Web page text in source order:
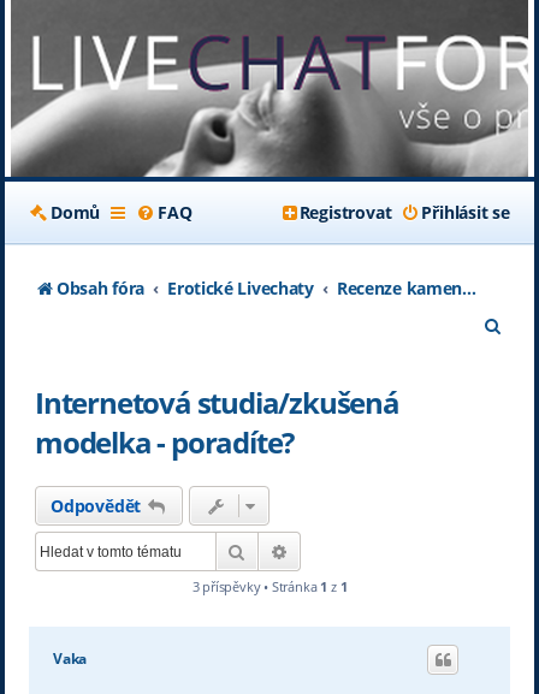
Domů FAQ Přihlásit se
Registrovat
Obsah fóra Erotické Livechaty
Recenze kamenných a internetových studií
Internetová studia/zkušená
modelka - poradíte?
Odpovědět
Hledat
3 příspěvky • Stránka 1 z 1
Vaka